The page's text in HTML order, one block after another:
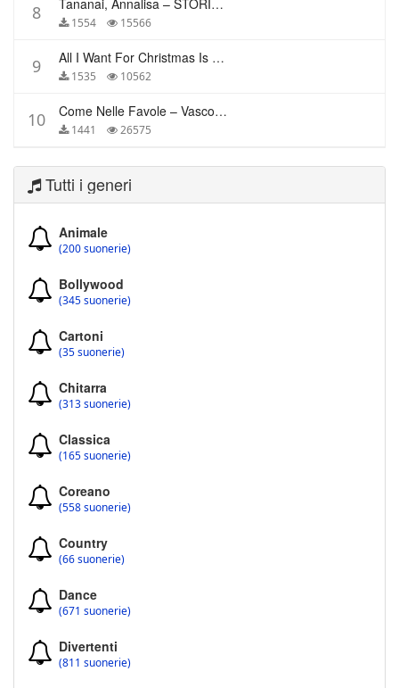
8 Tananai, Annalisa – STORIE BREVI
1554 15566
9 All I Want For Christmas Is You – Mariah Carey
1535 10562
10 Come Nelle Favole – Vasco Rossi
1441 26575
Tutti i generi
Animale
(200 suonerie)
Bollywood
(345 suonerie)
Cartoni
(35 suonerie)
Chitarra
(313 suonerie)
Classica
(165 suonerie)
Coreano
(558 suonerie)
Country
(66 suonerie)
Dance
(671 suonerie)
Divertenti
(811 suonerie)